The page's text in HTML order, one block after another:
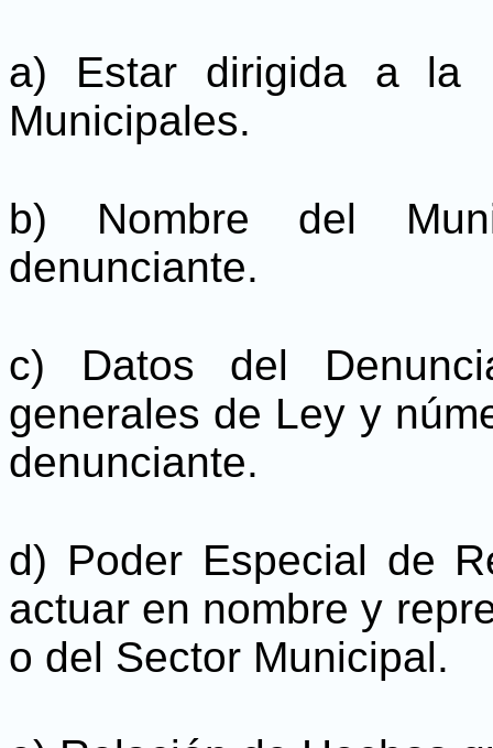
a) Estar dirigida a la
Municipales.
b) Nombre del
denunciante.
c) Datos del
generales de Ley y
denunciante.
d) Poder Especial de
actuar en nombre y
o del Sector Municipal.